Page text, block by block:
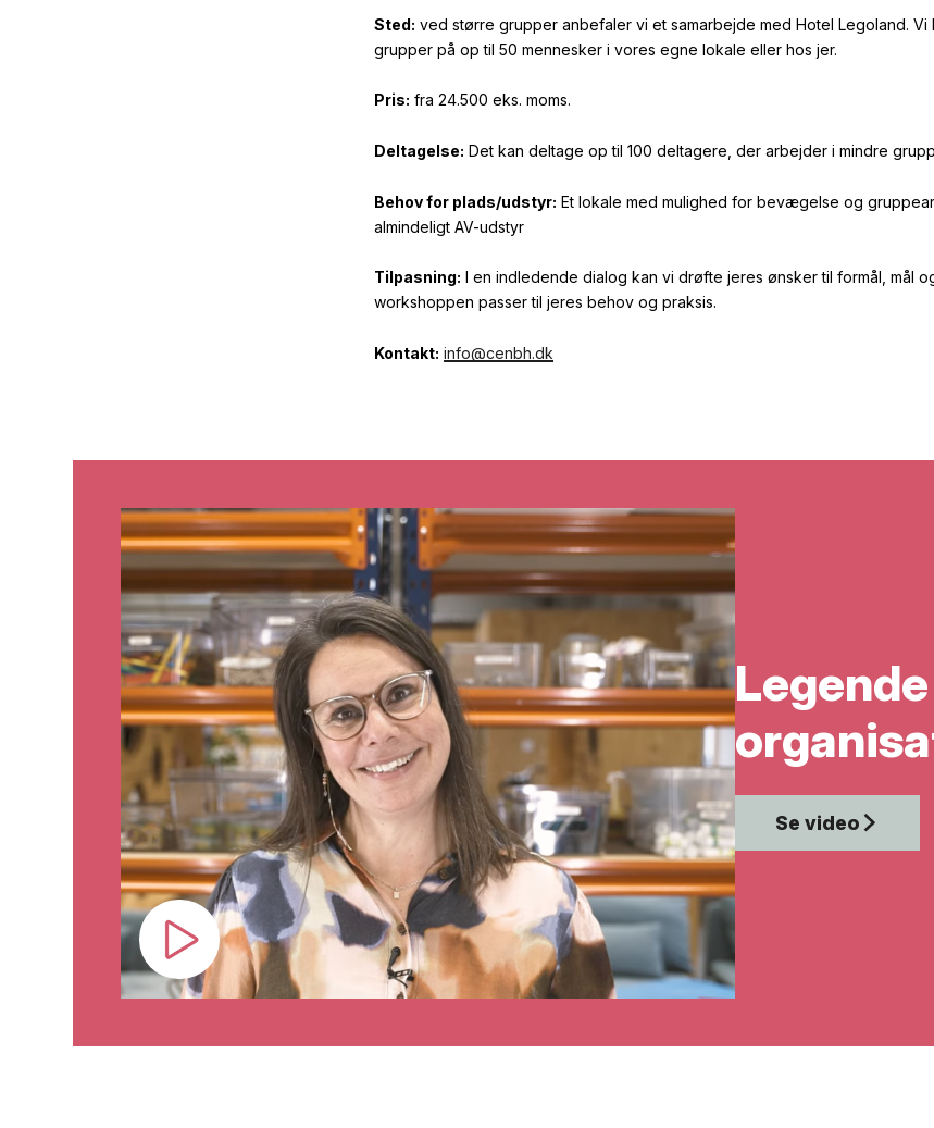
Sted: ved større grupper anbefaler vi et samarbejde med Hotel Legoland. Vi
grupper på op til 50 mennesker i vores egne lokale eller hos jer.
Pris: fra 24.500 eks. moms.
Deltagelse: Det kan deltage op til 100 deltagere, der arbejder i mindre
Behov for plads/udstyr: Et lokale med mulighed for bevægelse og
almindeligt AV-udstyr
Tilpasning: I en indledende dialog kan vi drøfte jeres ønsker til formål, mål
workshoppen passer til jeres behov og praksis.
Kontakt: info@cenbh.dk
Legende
Se video